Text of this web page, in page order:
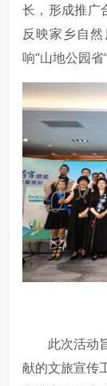
长，形成推广
反映家乡自
响“山地公园省
此次活动
献的文旅宣传